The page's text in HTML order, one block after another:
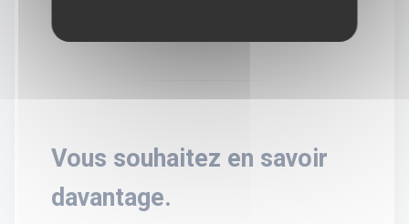
Vous souhaitez en savoir
davantage.